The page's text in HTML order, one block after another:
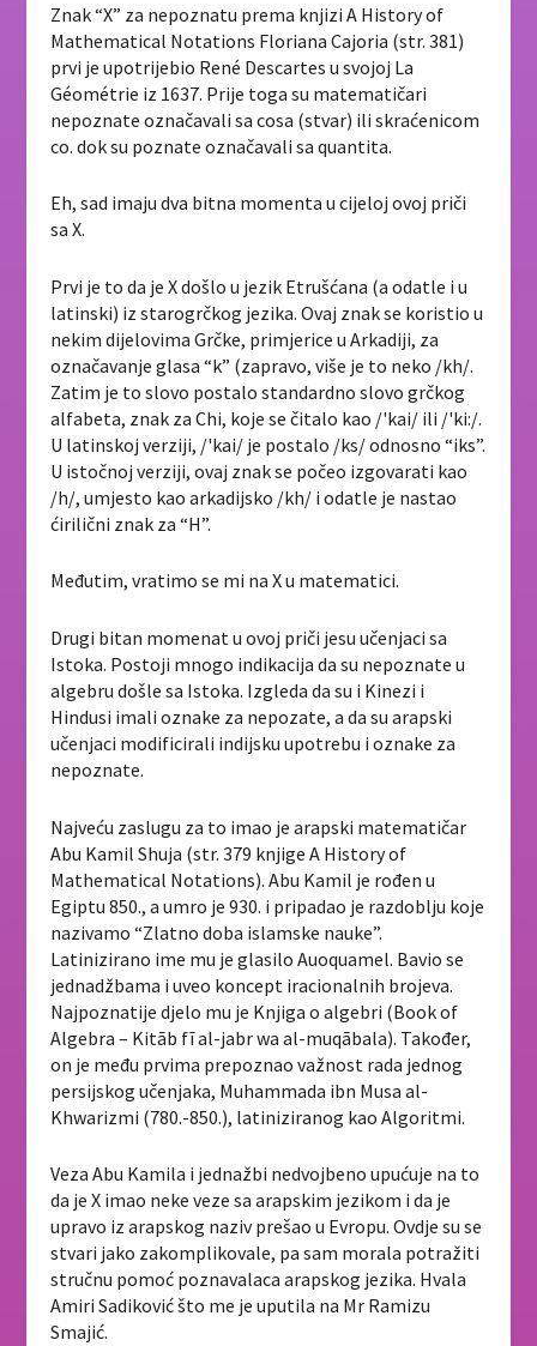
Znak “X” za nepoznatu prema knjizi A History of
Mathematical Notations Floriana Cajoria (str. 381)
prvi je upotrijebio René Descartes u svojoj La
Géométrie iz 1637. Prije toga su matematičari
nepoznate označavali sa cosa (stvar) ili skraćenicom
co. dok su poznate označavali sa quantita.
Eh, sad imaju dva bitna momenta u cijeloj ovoj priči
sa X.
Prvi je to da je X došlo u jezik Etrušćana (a odatle i u
latinski) iz starogrčkog jezika. Ovaj znak se koristio u
nekim dijelovima Grčke, primjerice u Arkadiji, za
označavanje glasa “k” (zapravo, više je to neko /kh/.
Zatim je to slovo postalo standardno slovo grčkog
alfabeta, znak za Chi, koje se čitalo kao /'kai/ ili /'ki:/.
U latinskoj verziji, /'kai/ je postalo /ks/ odnosno “iks”.
U istočnoj verziji, ovaj znak se počeo izgovarati kao
/h/, umjesto kao arkadijsko /kh/ i odatle je nastao
ćirilični znak za “H”.
Međutim, vratimo se mi na X u matematici.
Drugi bitan momenat u ovoj priči jesu učenjaci sa
Istoka. Postoji mnogo indikacija da su nepoznate u
algebru došle sa Istoka. Izgleda da su i Kinezi i
Hindusi imali oznake za nepozate, a da su arapski
učenjaci modificirali indijsku upotrebu i oznake za
nepoznate.
Najveću zaslugu za to imao je arapski matematičar
Abu Kamil Shuja (str. 379 knjige A History of
Mathematical Notations). Abu Kamil je rođen u
Egiptu 850., a umro je 930. i pripadao je razdoblju koje
nazivamo “Zlatno doba islamske nauke”.
Latinizirano ime mu je glasilo Auoquamel. Bavio se
jednadžbama i uveo koncept iracionalnih brojeva.
Najpoznatije djelo mu je Knjiga o algebri (Book of
Algebra – Kitāb fī al-jabr wa al-muqābala). Također,
on je među prvima prepoznao važnost rada jednog
persijskog učenjaka, Muhammada ibn Musa al-
Khwarizmi (780.-850.), latiniziranog kao Algoritmi.
Veza Abu Kamila i jednažbi nedvojbeno upućuje na to
da je X imao neke veze sa arapskim jezikom i da je
upravo iz arapskog naziv prešao u Evropu. Ovdje su se
stvari jako zakomplikovale, pa sam morala potražiti
stručnu pomoć poznavalaca arapskog jezika. Hvala
Amiri Sadiković što me je uputila na Mr Ramizu
Smajić.